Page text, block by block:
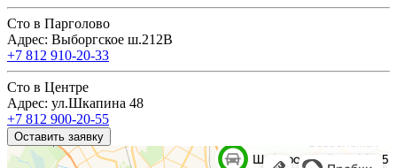
Сто в Парголово
Адрес: Выборгское ш.212В
+7 812 910-20-33
Сто в Центре
Адрес: ул.Шкапина 48
+7 812 900-20-55
Оставить заявку